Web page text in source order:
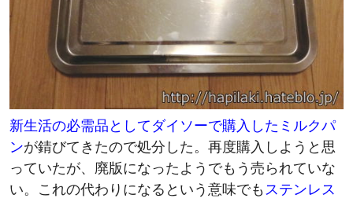
新生活の必需品としてダイソーで購入したミルクパ
ンが錆びてきたので処分した。再度購入しようと思
っていたが、廃版になったようでもう売られていな
い。これの代わりになるという意味でも ステンレス